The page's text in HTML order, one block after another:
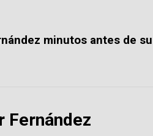
minutos antes de su
Fernández